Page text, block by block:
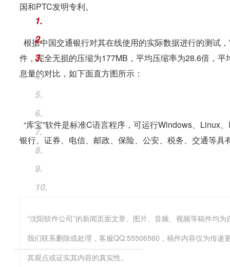
国和PTC发明专利。
根据中国交通银行对其在线使用的实际数据进行的测试
件，完全无损的压缩为177MB，平均压缩率为28.6倍，
息量的对比，如下面直方图所示：
“库宝”软件是标准C语言程序，可运行Windows、Linux
银行、证券、电信、邮政、保险、公安、税务、交通等
我们联系删除或处理，客服QQ:55506560，稿件内容仅为传递
其观点或证实其内容的真实性。
1.
2.
3.
4.
5.
6.
7.
8.
9.
10.